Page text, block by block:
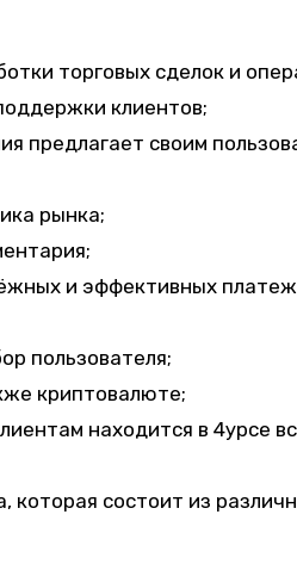
торговых сделок и
клиентов;
предлагает своим
рынка;
и эффективных
пользователя;
криптовалюте;
находится в 4урсе
которая состоит из